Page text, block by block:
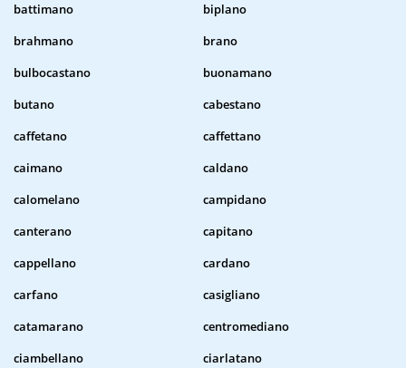
battimano
biplano
brahmano
brano
bulbocastano
buonamano
butano
cabestano
caffetano
caffettano
caimano
caldano
calomelano
campidano
canterano
capitano
cappellano
cardano
carfano
casigliano
catamarano
centromediano
ciambellano
ciarlatano